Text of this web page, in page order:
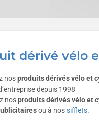
dérivé vélo
nosproduits dérivés vélo et
depuis 1998
nosproduits dérivés vélo et
ou à nossifflets.